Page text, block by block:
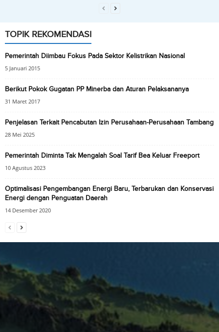
TOPIK REKOMENDASI
Pemerintah Diimbau Fokus Pada Sektor Kelistrikan Nasional
5 Januari 2015
Berikut Pokok Gugatan PP Minerba dan Aturan Pelaksananya
31 Maret 2017
Penjelasan Terkait Pencabutan Izin Perusahaan-Perusahaan Tambang
28 Mei 2025
Pemerintah Diminta Tak Mengalah Soal Tarif Bea Keluar Freeport
10 Agustus 2023
Optimalisasi Pengembangan Energi Baru, Terbarukan dan Konservasi
Energi dengan Penguatan Daerah
14 Desember 2020